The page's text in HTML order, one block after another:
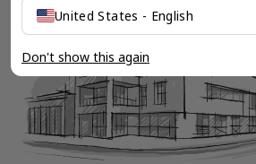
United States - English
Don't show this again